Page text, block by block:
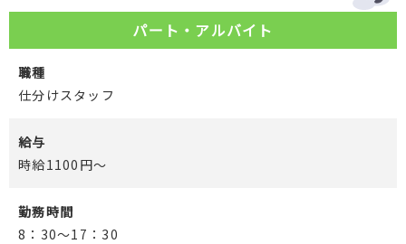
パート・アルバイト
職種
仕分けスタッフ
給与
時給1100円～
勤務時間
8：30～17：30